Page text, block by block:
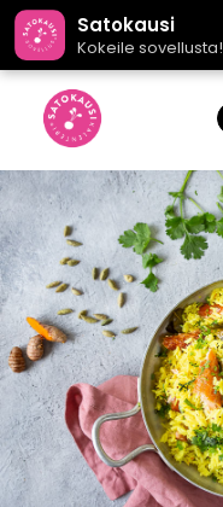
Satokausi
Kokeile sovellusta!